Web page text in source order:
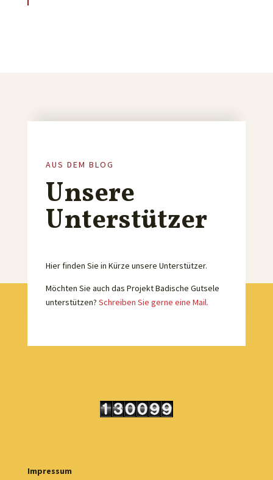
AUS DEM BLOG
Unsere
Unterstützer
Hier finden Sie in Kürze unsere Unterstützer.
Möchten Sie auch das Projekt Badische Gutsele
unterstützen? Schreiben Sie gerne eine Mail.
Impressum